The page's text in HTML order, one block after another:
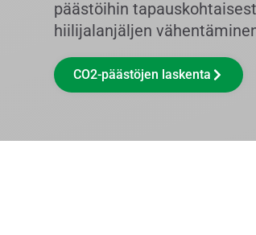
päästöihin
hiilijalanjäljen
CO2-päästöjen laskenta